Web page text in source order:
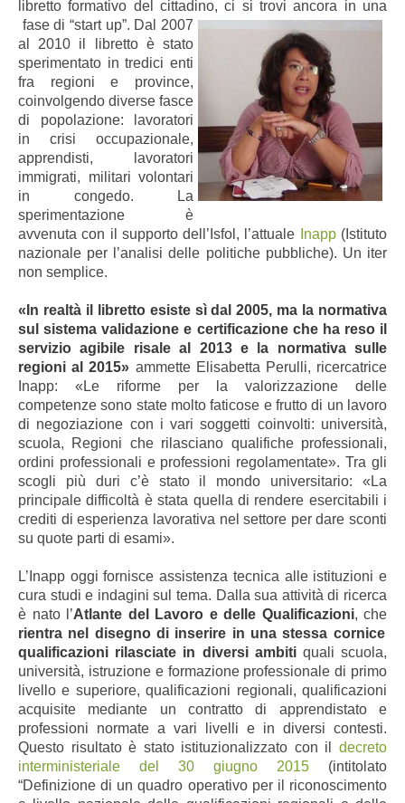
libretto formativo del cittadino, ci si trovi ancora in una
fase di “start up”. Dal 2007
al 2010 il libretto è stato
sperimentato in tredici enti
fra regioni e province,
coinvolgendo diverse fasce
di popolazione: lavoratori
in crisi occupazionale,
apprendisti, lavoratori
immigrati, militari volontari
in congedo. La
sperimentazione è
avvenuta con il supporto dell’Isfol, l’attuale
Inapp(Istituto
nazionale per l’analisi delle politiche pubbliche). Un iter
non semplice.
«In realtà il libretto esiste sì dal 2005, ma la normativa
sul sistema validazione e certificazione che ha reso il
servizio agibile risale al 2013 e la normativa sulle
regioni al 2015» ammette Elisabetta Perulli, ricercatrice
Inapp: «Le riforme per la valorizzazione delle
competenze sono state molto faticose e frutto di un lavoro
di negoziazione con i vari soggetti coinvolti: università,
scuola, Regioni che rilasciano qualifiche professionali,
ordini professionali e professioni regolamentate». Tra gli
scogli più duri c’è stato il mondo universitario: «La
principale difficoltà è stata quella di rendere esercitabili i
crediti di esperienza lavorativa nel settore per dare sconti
su quote parti di esami».
L’Inapp oggi fornisce assistenza tecnica alle istituzioni e
cura studi e indagini sul tema. Dalla sua attività di ricerca
è nato l’Atlante del Lavoro e delle Qualificazioni, che
rientra nel disegno di inserire in una stessa cornice
qualificazioni rilasciate in diversi ambitiquali scuola,
università, istruzione e formazione professionale di primo
livello e superiore, qualificazioni regionali, qualificazioni
acquisite mediante un contratto di apprendistato e
professioni normate a vari livelli e in diversi contesti.
Questo risultato è stato istituzionalizzato con il decreto
interministeriale del 30 giugno 2015 (intitolato
“Definizione di un quadro operativo per il riconoscimento